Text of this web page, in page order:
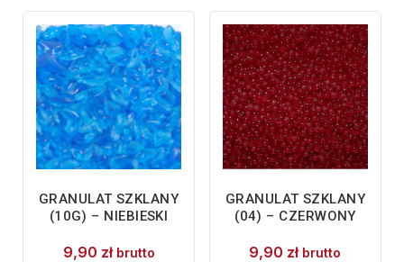
GRANULAT SZKLANY
(10G) – NIEBIESKI
9,90 zł brutto
GRANULAT SZKLANY
(04) – CZERWONY
9,90 zł brutto